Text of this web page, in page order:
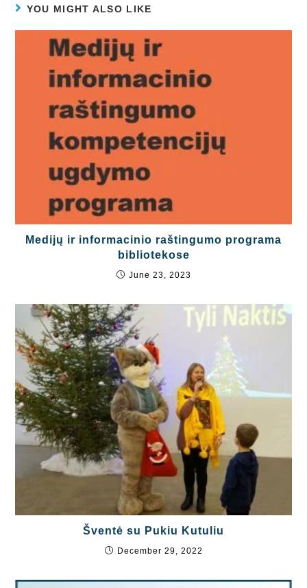
YOU MIGHT ALSO LIKE
Medijų ir informacinio raštingumo programa
bibliotekose
June 23, 2023
Šventė su Pukiu Kutuliu
December 29, 2022